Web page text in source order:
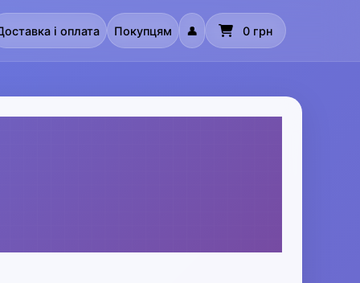
і оплата Покупцям 👤 0 грн